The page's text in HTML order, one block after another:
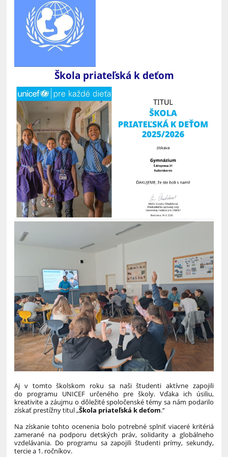
umelcov
počas
druhej
svetovej
vojny:
Škola priateľská k deťom
Aj v tomto školskom roku sa naši študenti aktívne zapojili
do programu UNICEF určeného pre školy. Vďaka ich úsiliu,
kreativite a záujmu o dôležité spoločenské témy sa nám podarilo
získať prestížny titul „Škola priateľská k deťom.“
Na získanie tohto ocenenia bolo potrebné splniť viaceré kritériá
zamerané na podporu detských práv, solidarity a globálneho
vzdelávania. Do programu sa zapojili študenti prímy, sekundy,
tercie a 1. ročníkov.